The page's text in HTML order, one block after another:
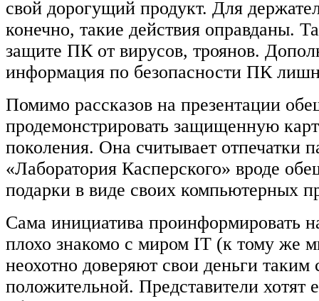
свой дорогущий продукт. Для
конечно, такие действия оправданы.
защите ПК от вирусов, троянов.
информация по безопасности ПК
Помимо рассказов на презентации
продемонстрировать защищенную
поколения. Она считывает отпечатки
«Лаборатория Касперского» вроде
подарки в виде своих компьютерных
Сама инициатива проинформировать
плохо знакомо с миром IT (к тому же
неохотно доверяют свои деньги таким
положительной. Представители хотят